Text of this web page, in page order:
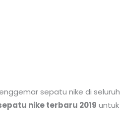
sepatu nike di seluruh
nike terbaru 2019 untuk